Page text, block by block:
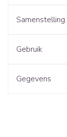
Samenstelling
Gebruik
Gegevens